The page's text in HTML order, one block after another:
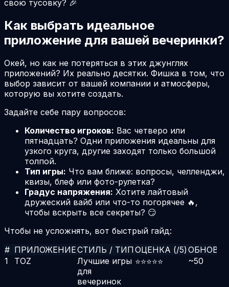
свою тусовку? 🎉
Как выбрать идеальное
приложение для вашей вечеринки?
Окей, но как не потеряться в этих джунглях
приложений? Их реально десятки. Фишка в том, что
выбор зависит от вашей компании и атмосферы,
которую вы хотите создать.
Задайте себе пару вопросов:
Количество игроков: Вас четверо или
пятнадцать? Одни приложения идеальны для
узкого круга, другие заходят только большой
толпой.
Тип игры: Что вам ближе: вопросы, челленджи,
квизы, блеф или фото-рулетка?
Градус напряжения: Хотите лайтовый
дружеский вайб или что-то погорячее 🔥,
чтобы вскрыть все секреты? 😏
Чтобы не усложнять, вот быстрый гайд:
# ПРИЛОЖЕНИЕСТИЛЬ / ТИПОЦЕНКА (/5)
1
TOZ
Лучшие игры
для
вечеринок
⭐⭐⭐⭐⭐ ~50